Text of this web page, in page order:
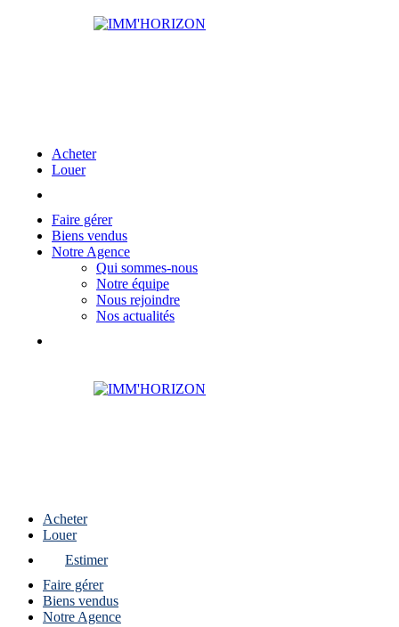
Acheter
Louer
Faire gérer
Biens vendus
Notre Agence
Qui sommes-nous
Notre équipe
Nous rejoindre
Nos actualités
Acheter
Louer
Estimer
Faire gérer
Biens vendus
Notre Agence